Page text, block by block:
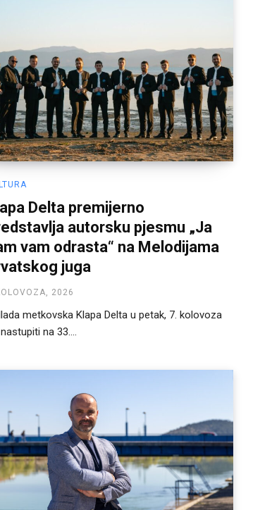
Delta premijerno
autorsku pjesmu „Ja
vam odrasta“ na Melodijama
juga
2026
metkovska Klapa Delta u petak, 7. kolovoza
na 33....